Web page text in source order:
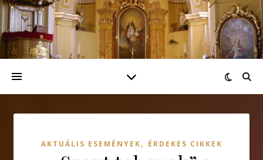
AKTUÁLIS ESEMÉNYEK, ÉRDEKES CIKKEK